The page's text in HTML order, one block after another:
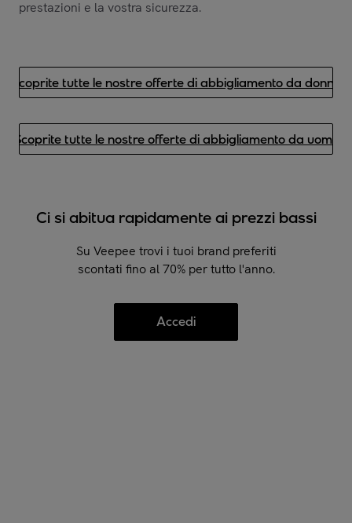
prestazioni e la vostra sicurezza.
Scoprite tutte le nostre offerte di abbigliamento da donna
Scoprite tutte le nostre offerte di abbigliamento da uomo
Ci si abitua rapidamente ai prezzi bassi
Su Veepee trovi i tuoi brand preferiti
scontati fino al 70% per tutto l'anno.
Accedi